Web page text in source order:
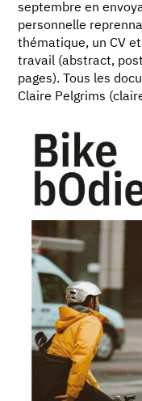
septembre en
personnelle
thématique, un CV
travail (abstract,
pages). Tous les
Claire Pelgrims